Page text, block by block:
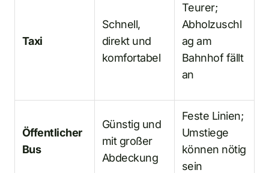
Taxi
Schnell,
direkt und
komfortabel
Teurer;
Abholzuschl
ag am
Bahnhof fällt
an
Öffentlicher
Bus
Günstig und
mit großer
Abdeckung
Feste Linien;
Umstiege
können nötig
sein